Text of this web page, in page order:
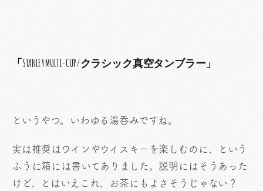
「STANLEY MULTI-CUP/クラシック真空タンブラー」
というやつ。いわゆる湯呑みですね。
実は推奨はワインやウイスキーを楽しむのに、という
ふうに箱には書いてありました。説明にはそうあった
けど、とはいえこれ、お茶にもよさそうじゃない？